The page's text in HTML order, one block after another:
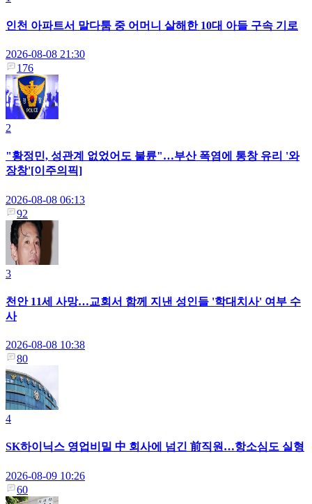
인천 아파트서 말다툼 중 어머니 살해한 10대 아들 구속 기로
2026-08-08 21:30
176
2
"황정민, 성관계 없었어도 불륜"…부산 폭염에 통창 유리 '와
장창'[이주의픽]
2026-08-08 06:13
92
3
천안 11세 사망…교회서 함께 지낸 성인들 '학대치사' 여부 수
사
2026-08-08 10:38
80
4
SK하이닉스 영업비밀 中 회사에 넘긴 前직원…항소심도 실형
2026-08-09 10:26
60